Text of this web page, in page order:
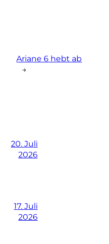
Ariane 6 hebt ab
→
20. Juli
2026
17. Juli
2026